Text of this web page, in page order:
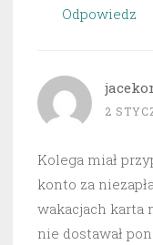
Odpowiedz
2
Kolega miał
konto za
wakacjach karta
nie dostawał